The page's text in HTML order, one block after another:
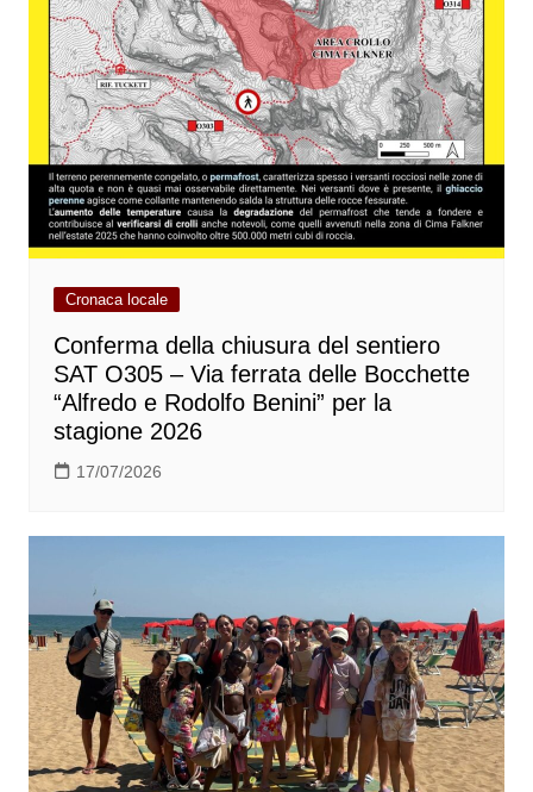
Cronaca locale
Conferma della chiusura del sentiero
SAT O305 – Via ferrata delle Bocchette
“Alfredo e Rodolfo Benini” per la
stagione 2026
17/07/2026